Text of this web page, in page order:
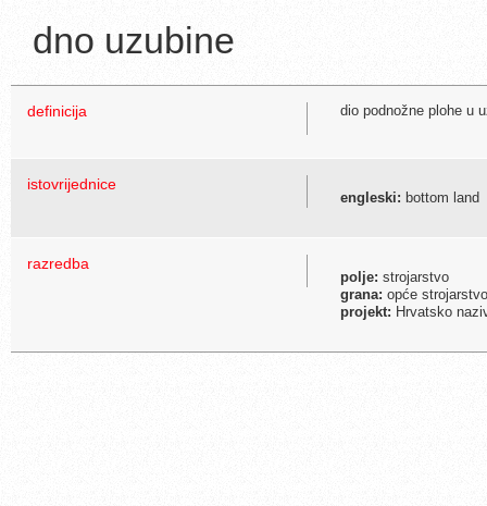
dno uzubine
definicija dio podnožne plohe u
istovrijednice
engleski: bottom land
razredba
polje: strojarstvo
grana: opće
projekt: Hrvatsko